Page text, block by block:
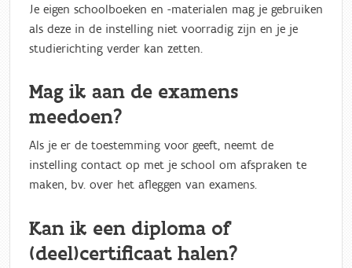
Je eigen schoolboeken en -materialen mag je gebruiken
als deze in de instelling niet voorradig zijn en je je
studierichting verder kan zetten.
Mag ik aan de examens
meedoen?
Als je er de toestemming voor geeft, neemt de
instelling contact op met je school om afspraken te
maken, bv. over het afleggen van examens.
Kan ik een diploma of
(deel)certificaat halen?